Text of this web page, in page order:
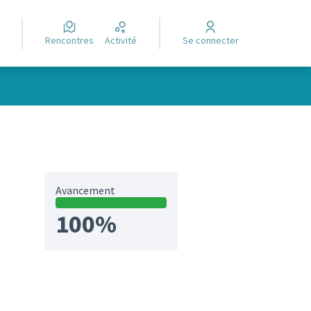
Rencontres Activité Se connecter
de la catégorie : Réalisé
Avancement
100%